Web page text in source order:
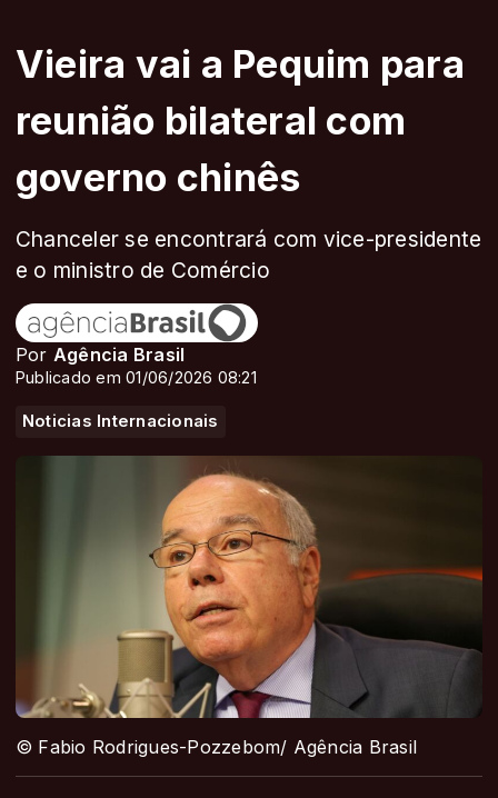
Vieira vai a Pequim para
reunião bilateral com
governo chinês
Chanceler se encontrará com vice-presidente
e o ministro de Comércio
Por Agência Brasil
Publicado em 01/06/2026 08:21
Noticias Internacionais
© Fabio Rodrigues-Pozzebom/ Agência Brasil